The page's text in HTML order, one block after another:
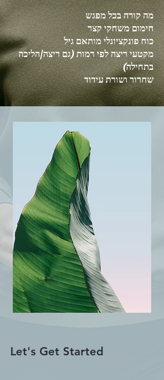
מה קורה בכל מפגש
חימום משחקי קצר
כוח פונקציונלי מותאם גיל
מקטעי ריצה לפי רמות (גם ריצה/הליכה
בתחילה)
שחרור ושורת עידוד
Let's Get Started